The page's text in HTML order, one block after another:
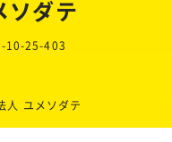
ソダテ
10-25-403
ユメソダテ